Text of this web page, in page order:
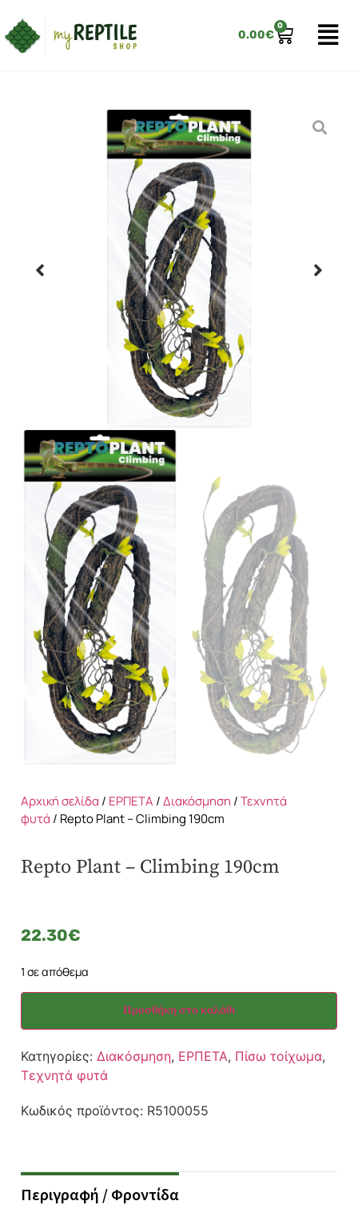
0.00€
0
Αρχική σελίδα / ΕΡΠΕΤΑ /Διακόσμηση /Τεχνητά
φυτά / Repto Plant – Climbing 190cm
Repto Plant – Climbing 190cm
22.30€
1 σε απόθεμα
Προσθήκη στο καλάθι
Κατηγορίες: Διακόσμηση, ΕΡΠΕΤΑ, Πίσω τοίχωμα,
Τεχνητά φυτά
Κωδικός προϊόντος: R5100055
Περιγραφή / Φροντίδα